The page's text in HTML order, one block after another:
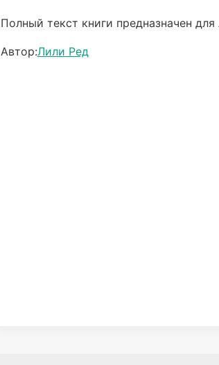
Полный текст книги предназначен
Автор:Лили Ред